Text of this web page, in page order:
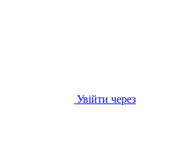
Увійти через